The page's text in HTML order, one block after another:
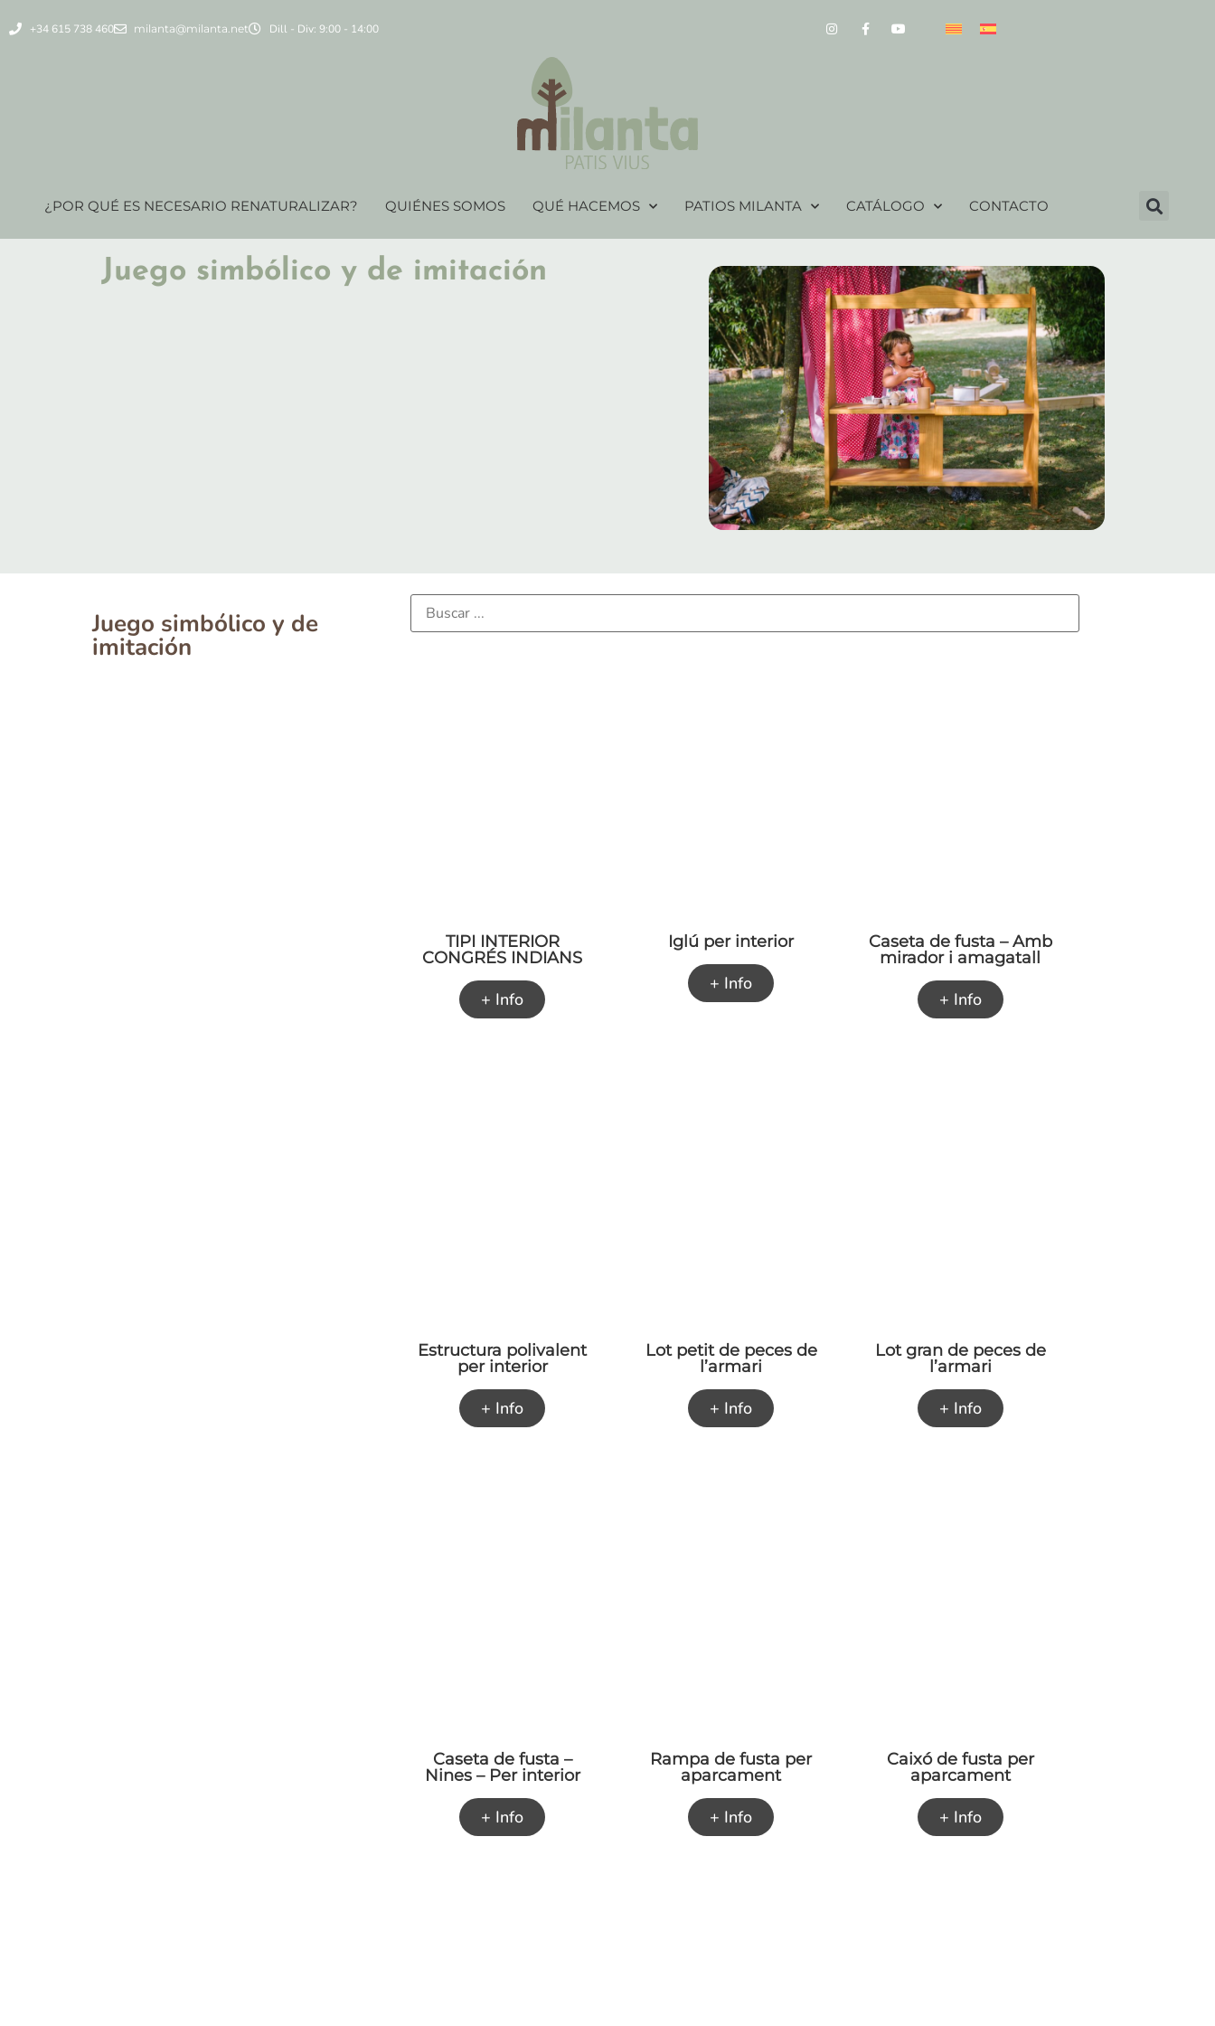
+34 615 738 460 milanta@milanta.net Dill - Div: 9:00 - 14:00
¿POR QUÉ ES NECESARIO RENATURALIZAR? QUIÉNES SOMOS QUÉ HACEMOS PATIOS MILANTA CATÁLOGO CONTACTO
Juego simbólico y de imitación
Juego simbólico y de
imitación
TIPI INTERIOR
CONGRÉS INDIANS
+ Info
Iglú per interior
+ Info
Caseta de fusta – Amb
mirador i amagatall
+ Info
Estructura polivalent
per interior
+ Info
Lot petit de peces de
l’armari
+ Info
Lot gran de peces de
l’armari
+ Info
Caseta de fusta –
Nines – Per interior
+ Info
Rampa de fusta per
aparcament
+ Info
Caixó de fusta per
aparcament
+ Info